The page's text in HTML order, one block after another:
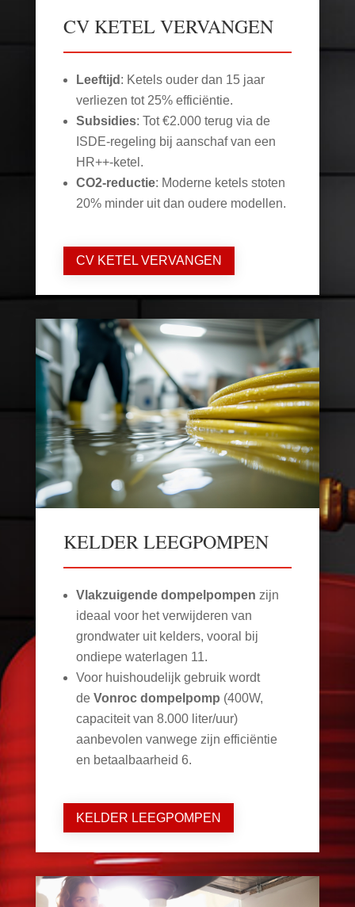
CV KETEL VERVANGEN
Leeftijd : Ketels ouder dan 15 jaar
verliezen tot 25% efficiëntie.
Subsidies: Tot €2.000 terug via de
ISDE-regeling bij aanschaf van een
HR++-ketel.
CO2-reductie: Moderne ketels stoten
20% minder uit dan oudere modellen.
CV KETEL VERVANGEN
KELDER LEEGPOMPEN
Vlakzuigende dompelpompen zijn
ideaal voor het verwijderen van
grondwater uit kelders, vooral bij
ondiepe waterlagen 11.
Voor huishoudelijk gebruik wordt
de Vonroc dompelpomp (400W,
capaciteit van 8.000 liter/uur)
aanbevolen vanwege zijn efficiëntie
en betaalbaarheid 6.
KELDER LEEGPOMPEN